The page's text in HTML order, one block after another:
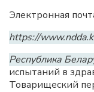
Электронная
https://
Республика
испытаний в
Товарищеский